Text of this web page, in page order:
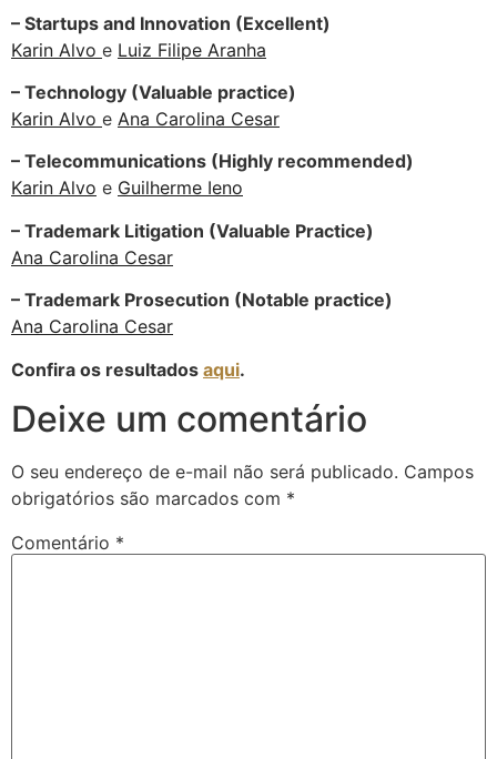
– Startups and Innovation (Excellent)
Karin Alvo e Luiz Filipe Aranha
– Technology (Valuable practice)
Karin Alvo e Ana Carolina Cesar
– Telecommunications (Highly recommended)
Karin Alvo e Guilherme Ieno
– Trademark Litigation (Valuable Practice)
Ana Carolina Cesar
– Trademark Prosecution (Notable practice)
Ana Carolina Cesar
Confira os resultados aqui.
Deixe um comentário
O seu endereço de e-mail não será publicado. Campos
obrigatórios são marcados com *
Comentário *